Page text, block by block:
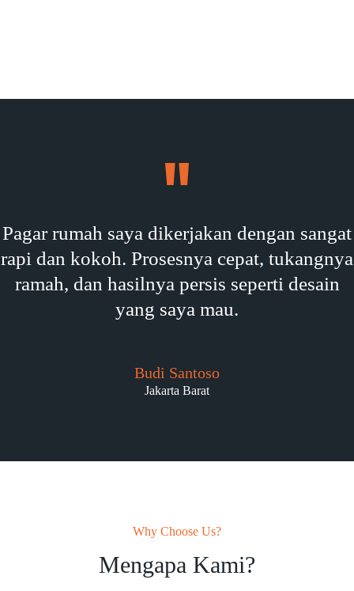
Pagar rumah saya dikerjakan dengan sangat
rapi dan kokoh. Prosesnya cepat, tukangnya
ramah, dan hasilnya persis seperti desain
yang saya mau.
Budi Santoso
Jakarta Barat
Why Choose Us?
Mengapa Kami?